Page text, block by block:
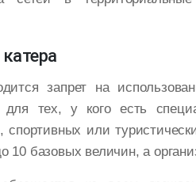
запрет на
для тех, у кого есть
спортивных или
базовых величин, а